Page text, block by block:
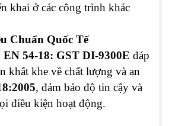
khai ở các công trình khác
Chuẩn Quốc Tế
54-18: GST DI-9300E đáp
khắt khe về chất lượng và an
, đảm bảo độ tin cậy và
điều kiện hoạt động.